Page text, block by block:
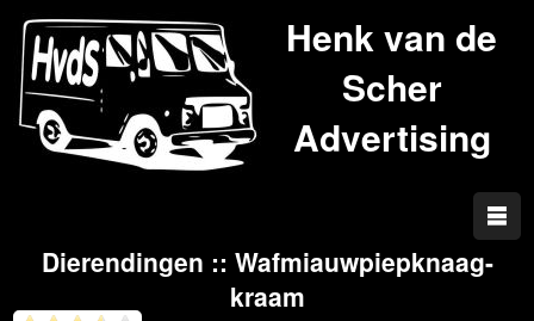
Henk van de
Scher
Advertising
Dierendingen :: Wafmiauwpiepknaag-
kraam